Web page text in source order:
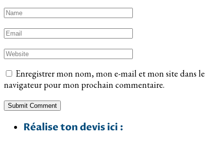
Enregistrer mon nom, mon e-mail et mon site dans le
navigateur pour mon prochain commentaire.
Réalise ton devis ici :